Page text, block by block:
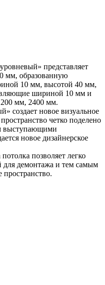
представляет
мм, образованную
10 мм, высотой 40 мм,
шириной 10 мм и
мм, 2400 мм.
создает новое визуальное
четко поделено
выступающими
новое дизайнерское
позволяет легко
для демонтажа и тем самым
пространство.